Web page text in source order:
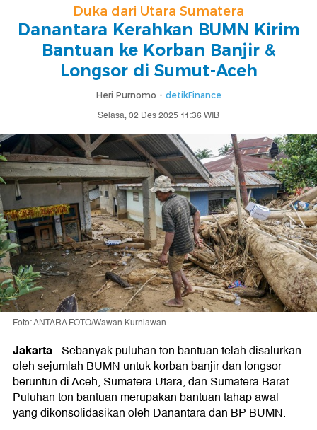
Duka dari Utara Sumatera
Danantara Kerahkan BUMN Kirim
Bantuan ke Korban Banjir &
Longsor di Sumut-Aceh
Heri Purnomo - detikFinance
Selasa, 02 Des 2025 11:36 WIB
Foto: ANTARA FOTO/Wawan Kurniawan
Jakarta-Sebanyak puluhan ton bantuan telah disalurkan
oleh sejumlah BUMN untuk korban banjir dan longsor
beruntun di Aceh, Sumatera Utara, dan Sumatera Barat.
Puluhan ton bantuan merupakan bantuan tahap awal
yang dikonsolidasikan oleh Danantara dan BP BUMN.